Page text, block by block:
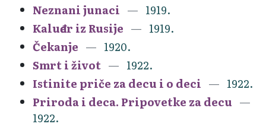
Neznani junaci
1919.
Kaluđer iz Rusije
1919.
Čekanje
1920.
Smrt i život
1922.
Istinite priče za decu i o deci
1922.
Priroda i deca. Pripovetke za decu
1922.